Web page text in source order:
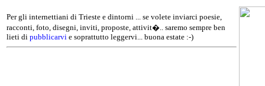
Per gli internettiani di Trieste e dintorni ... se volete inviarci poesie,
racconti, foto, disegni, inviti, proposte, attivit�.. saremo sempre ben
lieti di pubblicarvi e soprattutto leggervi... buona estate :-)